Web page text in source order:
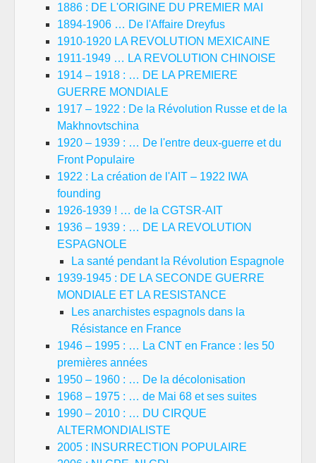
1886 : DE L'ORIGINE DU PREMIER MAI
1894-1906 … De l'Affaire Dreyfus
1910-1920 LA REVOLUTION MEXICAINE
1911-1949 … LA REVOLUTION CHINOISE
1914 – 1918 : … DE LA PREMIERE
GUERRE MONDIALE
1917 – 1922 : De la Révolution Russe et de la
Makhnovtschina
1920 – 1939 : … De l'entre deux-guerre et du
Front Populaire
1922 : La création de l'AIT – 1922 IWA
founding
1926-1939 ! … de la CGTSR-AIT
1936 – 1939 : … DE LA REVOLUTION
ESPAGNOLE
La santé pendant la Révolution Espagnole
1939-1945 : DE LA SECONDE GUERRE
MONDIALE ET LA RESISTANCE
Les anarchistes espagnols dans la
Résistance en France
1946 – 1995 : … La CNT en France : les 50
premières années
1950 – 1960 : … De la décolonisation
1968 – 1975 : … de Mai 68 et ses suites
1990 – 2010 : … DU CIRQUE
ALTERMONDIALISTE
2005 : INSURRECTION POPULAIRE